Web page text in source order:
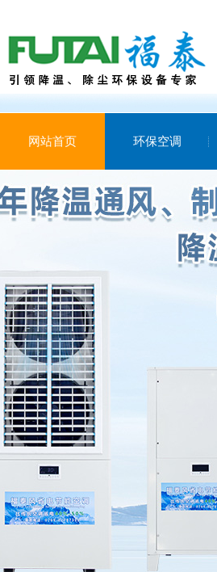
网站首页 环保空调